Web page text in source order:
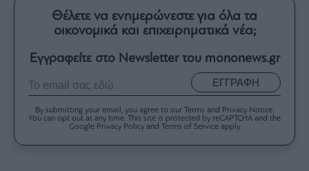
Θέλετε να ενημερώνεστε για όλα τα
οικονομικά και επιχειρηματικά νέα;
Εγγραφείτε στο Newsletter του mononews.gr
ΕΓΓΡΑΦΗ
By submitting your email, you agree to our Terms and Privacy Notice.
You can opt out at any time. This site is protected by reCAPTCHA and the
Google Privacy Policy and Terms of Service apply.